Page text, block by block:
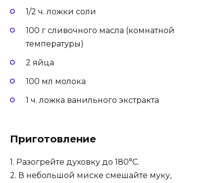
1/2 ч. ложки соли
100 г сливочного масла (комнатной
температуры)
2 яйца
100 мл молока
1 ч. ложка ванильного экстракта
Приготовление
1. Разогрейте духовку до 180°C.
2. В небольшой миске смешайте муку,